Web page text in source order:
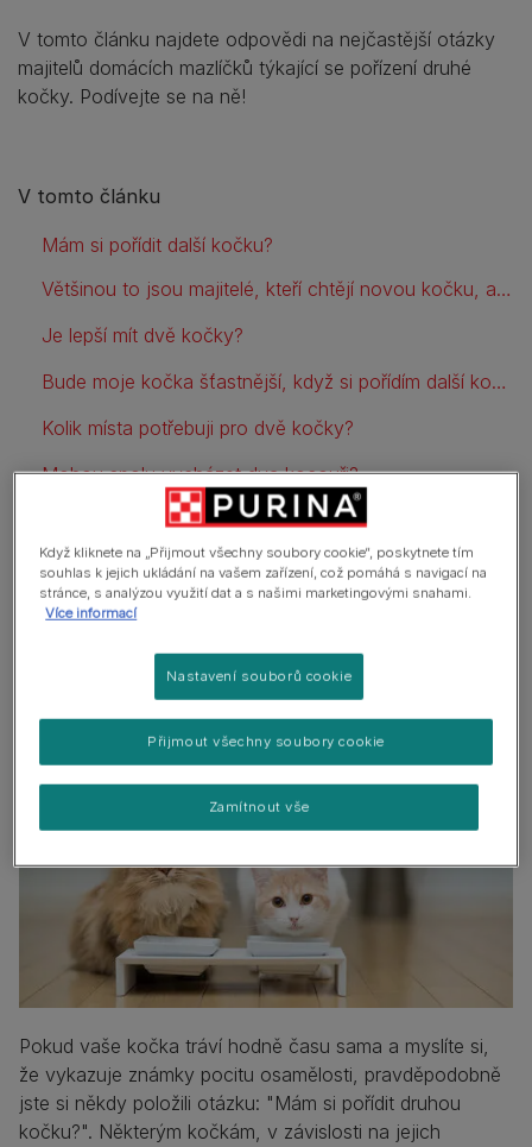
V tomto článku najdete odpovědi na nejčastější otázky
majitelů domácích mazlíčků týkající se pořízení druhé
kočky. Podívejte se na ně!
V tomto článku
Mám si pořídit další kočku?
Většinou to jsou majitelé, kteří chtějí novou kočku, a ne kočka!
Je lepší mít dvě kočky?
Bude moje kočka šťastnější, když si pořídím další kočku?
Kolik místa potřebuji pro dvě kočky?
Mohou spolu vycházet dva kocouři?
Proč záleží na temperamentu a věku?
Mohou mít dvě kočky společné misky a záchod?
Mám si pořídit další kočku?
Pokud vaše kočka tráví hodně času sama a myslíte si,
že vykazuje známky pocitu osamělosti, pravděpodobně
jste si někdy položili otázku: "Mám si pořídit druhou
kočku?". Některým kočkám, v závislosti na jejich
Když kliknete na „Přijmout všechny soubory cookie“, poskytnete tím
souhlas k jejich ukládání na vašem zařízení, což pomáhá s navigací na
stránce, s analýzou využití dat a s našimi marketingovými snahami.
Více informací
Nastavení souborů cookie
Zamítnout vše
Přijmout všechny soubory cookie